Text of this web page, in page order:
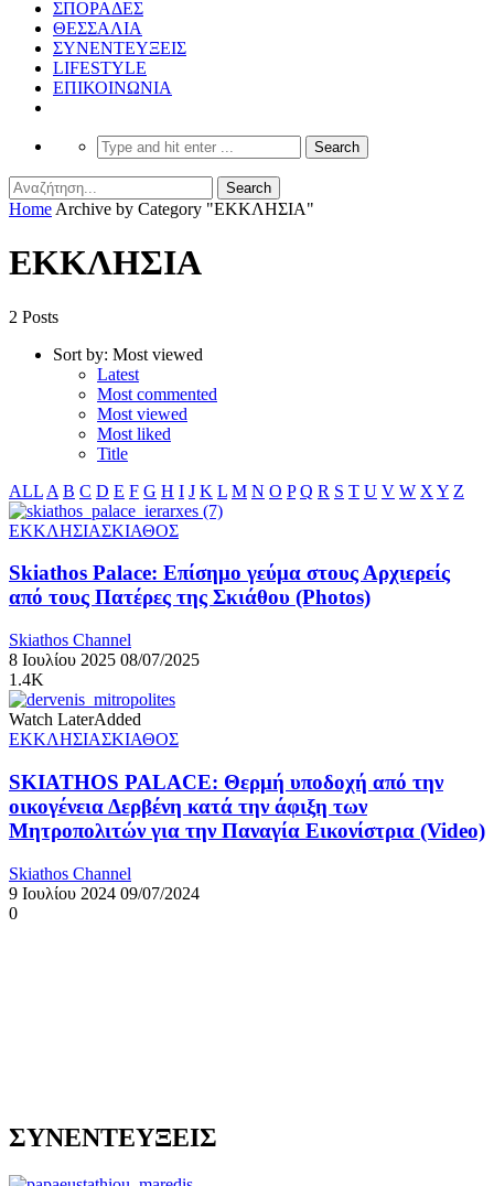
ΣΠΟΡΑΔΕΣ
ΘΕΣΣΑΛΙΑ
ΣΥΝΕΝΤΕΥΞΕΙΣ
LIFESTYLE
ΕΠΙΚΟΙΝΩΝΙΑ
Home Archive by Category "ΕΚΚΛΗΣΙΑ"
ΕΚΚΛΗΣΙΑ
2 Posts
Sort by: Most viewed
Latest
Most commented
Most viewed
Most liked
Title
ALL A B C D E F G H I J K L M N O P Q R S T U V W X Y Z
ΕΚΚΛΗΣΙΑΣΚΙΑΘΟΣ
Skiathos Palace: Επίσημο γεύμα στους Αρχιερείς
από τους Πατέρες της Σκιάθου (Photos)
Skiathos Channel
8 Ιουλίου 2025 08/07/2025
1.4K
Watch LaterAdded
ΕΚΚΛΗΣΙΑΣΚΙΑΘΟΣ
SKIATHOS PALACE: Θερμή υποδοχή από την
οικογένεια Δερβένη κατά την άφιξη των
Μητροπολιτών για την Παναγία Εικονίστρια (Video)
Skiathos Channel
9 Ιουλίου 2024 09/07/2024
0
ΣΥΝΕΝΤΕΥΞΕΙΣ